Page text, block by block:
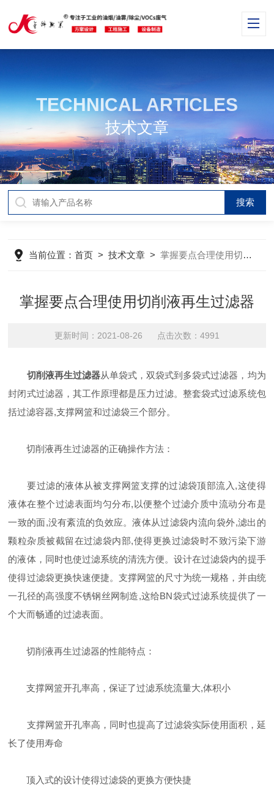
TECHNICAL ARTICLES
技术文章
当前位置：首页 >技术文章 >掌握要点合理使用切削液再生过滤器
掌握要点合理使用切削液再生过滤器
更新时间：2021-08-26 点击次数：4991
切削液再生过滤器从单袋式，双袋式到多袋式过滤器，均为
封闭式过滤器，其工作原理都是压力过滤。整套袋式过滤系统包
括过滤容器,支撑网篮和过滤袋三个部分。
切削液再生过滤器的正确操作方法：
要过滤的液体从被支撑网篮支撑的过滤袋顶部流入,这使得
液体在整个过滤表面均匀分布,以便整个过滤介质中流动分布是
一致的面,没有紊流的负效应。液体从过滤袋内流向袋外,滤出的
颗粒杂质被截留在过滤袋内部,使得更换过滤袋时不致污染下游
的液体，同时也使过滤系统的清洗方便。设计在过滤袋内的提手
使得过滤袋更换快速便捷。支撑网篮的尺寸为统一规格，并由统
一孔径的高强度不锈钢丝网制造,这给BN袋式过滤系统提供了一
个大而畅通的过滤表面。
切削液再生过滤器的性能特点：
支撑网篮开孔率高，保证了过滤系统流量大,体积小
支撑网篮开孔率高，同时也提高了过滤袋实际使用面积，延
长了使用寿命
顶入式的设计使得过滤袋的更换方便快捷